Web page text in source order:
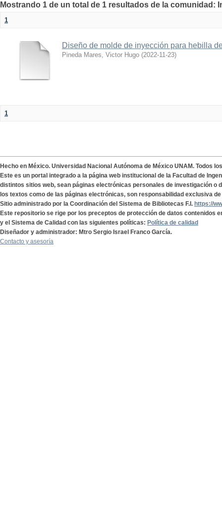
Mostrando 1 de un total de 1 resultados de la comunidad:
1
Diseño de molde de inyección para hebilla
Pineda Mares, Victor Hugo (2022-11-23)
1
Hecho en México. Universidad Nacional Autónoma de México UNAM. Todos
Este es un portal integrado a la página web institucional de la Facultad de
distintos sitios web, sean páginas electrónicas personales de investigación o
los textos como de las páginas electrónicas, son responsabilidad exclusiva
Sitio administrado por la Coordinación del Sistema de Bibliotecas F.I. https://
Este repositorio se rige por los preceptos de protección de datos contenidos
y el Sistema de Calidad con las siguientes políticas: Política de calidad
Diseñador y administrador: Mtro Sergio Israel Franco García.
Contacto y asesoría